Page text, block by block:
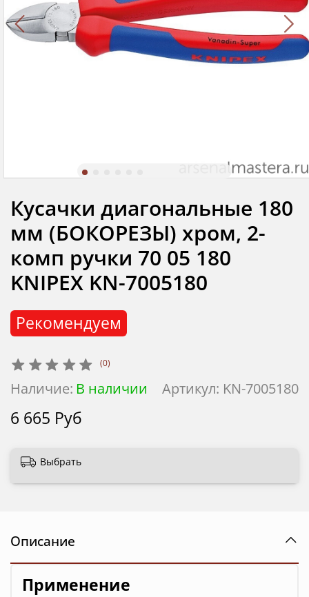
(0)
Артикул: KN-7005180
Наличие: В наличии
Рекомендуем
Кусачки диагональные 180
мм (БОКОРЕЗЫ) хром, 2-
комп ручки 70 05 180
KNIPEX KN-7005180
6 665 Руб
Выбрать
Описание
Применение